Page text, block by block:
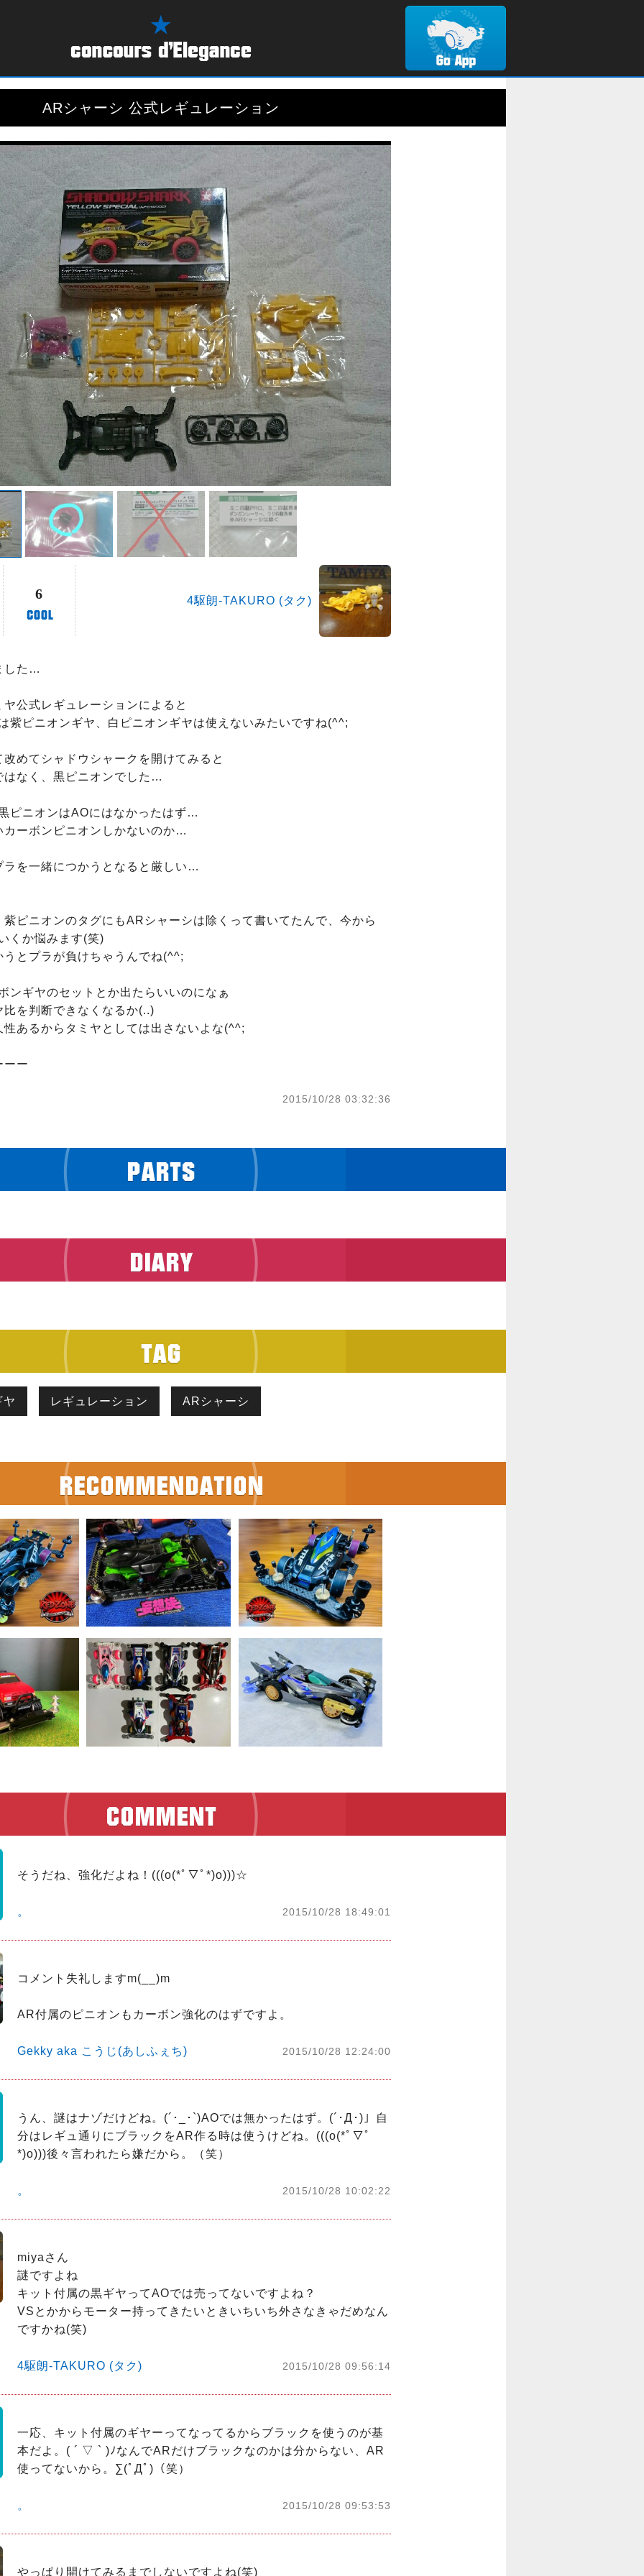
ARシャーシ 公式レギュレーション
6 4駆朗-TAKURO (タク)
した…
公式レギュレーションによると
紫ピニオンギヤ、白ピニオンギヤは使えないみたいですね(^^;
改めてシャドウシャークを開けてみると
はなく、黒ピニオンでした…
ピニオンはAOにはなかったはず…
カーボンピニオンしかないのか…
ラを一緒につかうとなると厳しい…
紫ピニオンのタグにもARシャーシは除くって書いてたんで、今から
くか悩みます(笑)
うとプラが負けちゃうんでね(^^;
ンギヤのセットとか出たらいいのになぁ
比を判断できなくなるか(..)
性あるからタミヤとしては出さないよな(^^;
ーー
2015/10/28 03:32:36
ヤ レギュレーション ARシャーシ
そうだね、強化だよね！(((o(*ﾟ▽ﾟ*)o)))☆
。 2015/10/28 18:49:01
コメント失礼しますm(__)m
AR付属のピニオンもカーボン強化のはずですよ。
Gekky aka こうじ(あしふぇち) 2015/10/28 12:24:00
うん、謎はナゾだけどね。(´･_･`)AOでは無かったはず。(´･Д･)」自
分はレギュ通りにブラックをAR作る時は使うけどね。(((o(*ﾟ▽ﾟ
*)o)))後々言われたら嫌だから。（笑）
。 2015/10/28 10:02:22
miyaさん
謎ですよね
キット付属の黒ギヤってAOでは売ってないですよね？
VSとかからモーター持ってきたいときいちいち外さなきゃだめなん
ですかね(笑)
4駆朗-TAKURO (タク) 2015/10/28 09:56:14
一応、キット付属のギヤーってなってるからブラックを使うのが基
本だよ。( ´ ▽ ` )ﾉなんでARだけブラックなのかは分からない、AR
使ってないから。∑(ﾟДﾟ)（笑）
。 2015/10/28 09:53:53
やっぱり開けてみるまでしないですよね(笑)